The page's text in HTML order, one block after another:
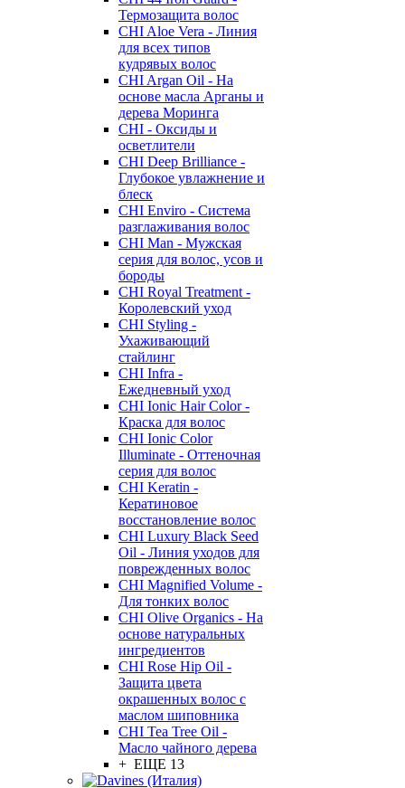
Термозащита волос
CHI Aloe Vera - Линия
для всех типов
кудрявых волос
CHI Argan Oil - На
основе масла Арганы и
дерева Моринга
CHI - Оксиды и
осветлители
CHI Deep Brilliance -
Глубокое увлажнение и
блеск
CHI Enviro - Система
разглаживания волос
CHI Man - Мужская
серия для волос, усов и
бороды
CHI Royal Treatment -
Королевский уход
CHI Styling -
Ухаживающий
стайлинг
CHI Infra -
Ежедневный уход
CHI Ionic Hair Color -
Краска для волос
CHI Ionic Color
Illuminate - Оттеночная
серия для волос
CHI Keratin -
Кератиновое
восстановление волос
CHI Luxury Black Seed
Oil - Линия уходов для
поврежденных волос
CHI Magnified Volume -
Для тонких волос
CHI Olive Organics - На
основе натуральных
ингредиентов
CHI Rose Hip Oil -
Защита цвета
окрашенных волос с
маслом шиповника
CHI Tea Tree Oil -
Масло чайного дерева
+ ЕЩЕ 13